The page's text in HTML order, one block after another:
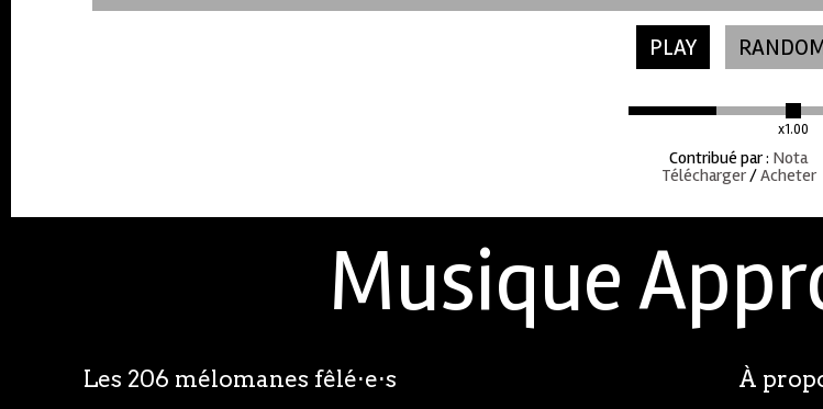
PLAY
x1.00
Contribué par: Nota
Télécharger/Acheter
Musique
À
Les 206 mélomanes fêlé⋅e⋅s